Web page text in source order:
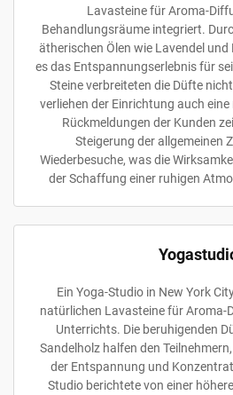
Lavasteine für Aroma-
Behandlungsräume integriert.
ätherischen Ölen wie Lavendel
es das Entspannungserlebnis für
Steine verbreiteten die Düfte
verliehen der Einrichtung auch
Rückmeldungen der Kunden
Steigerung der allgemeinen
Wiederbesuche, was die
der Schaffung einer ruhigen
Ein Yoga-Studio in New York
natürlichen Lavasteine für Aroma-
Unterrichts. Die beruhigenden
Sandelholz halfen den
der Entspannung und
Studio berichtete von einer